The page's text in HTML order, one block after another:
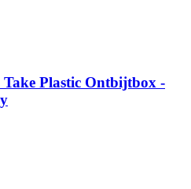
Plastic Ontbijtbox -​